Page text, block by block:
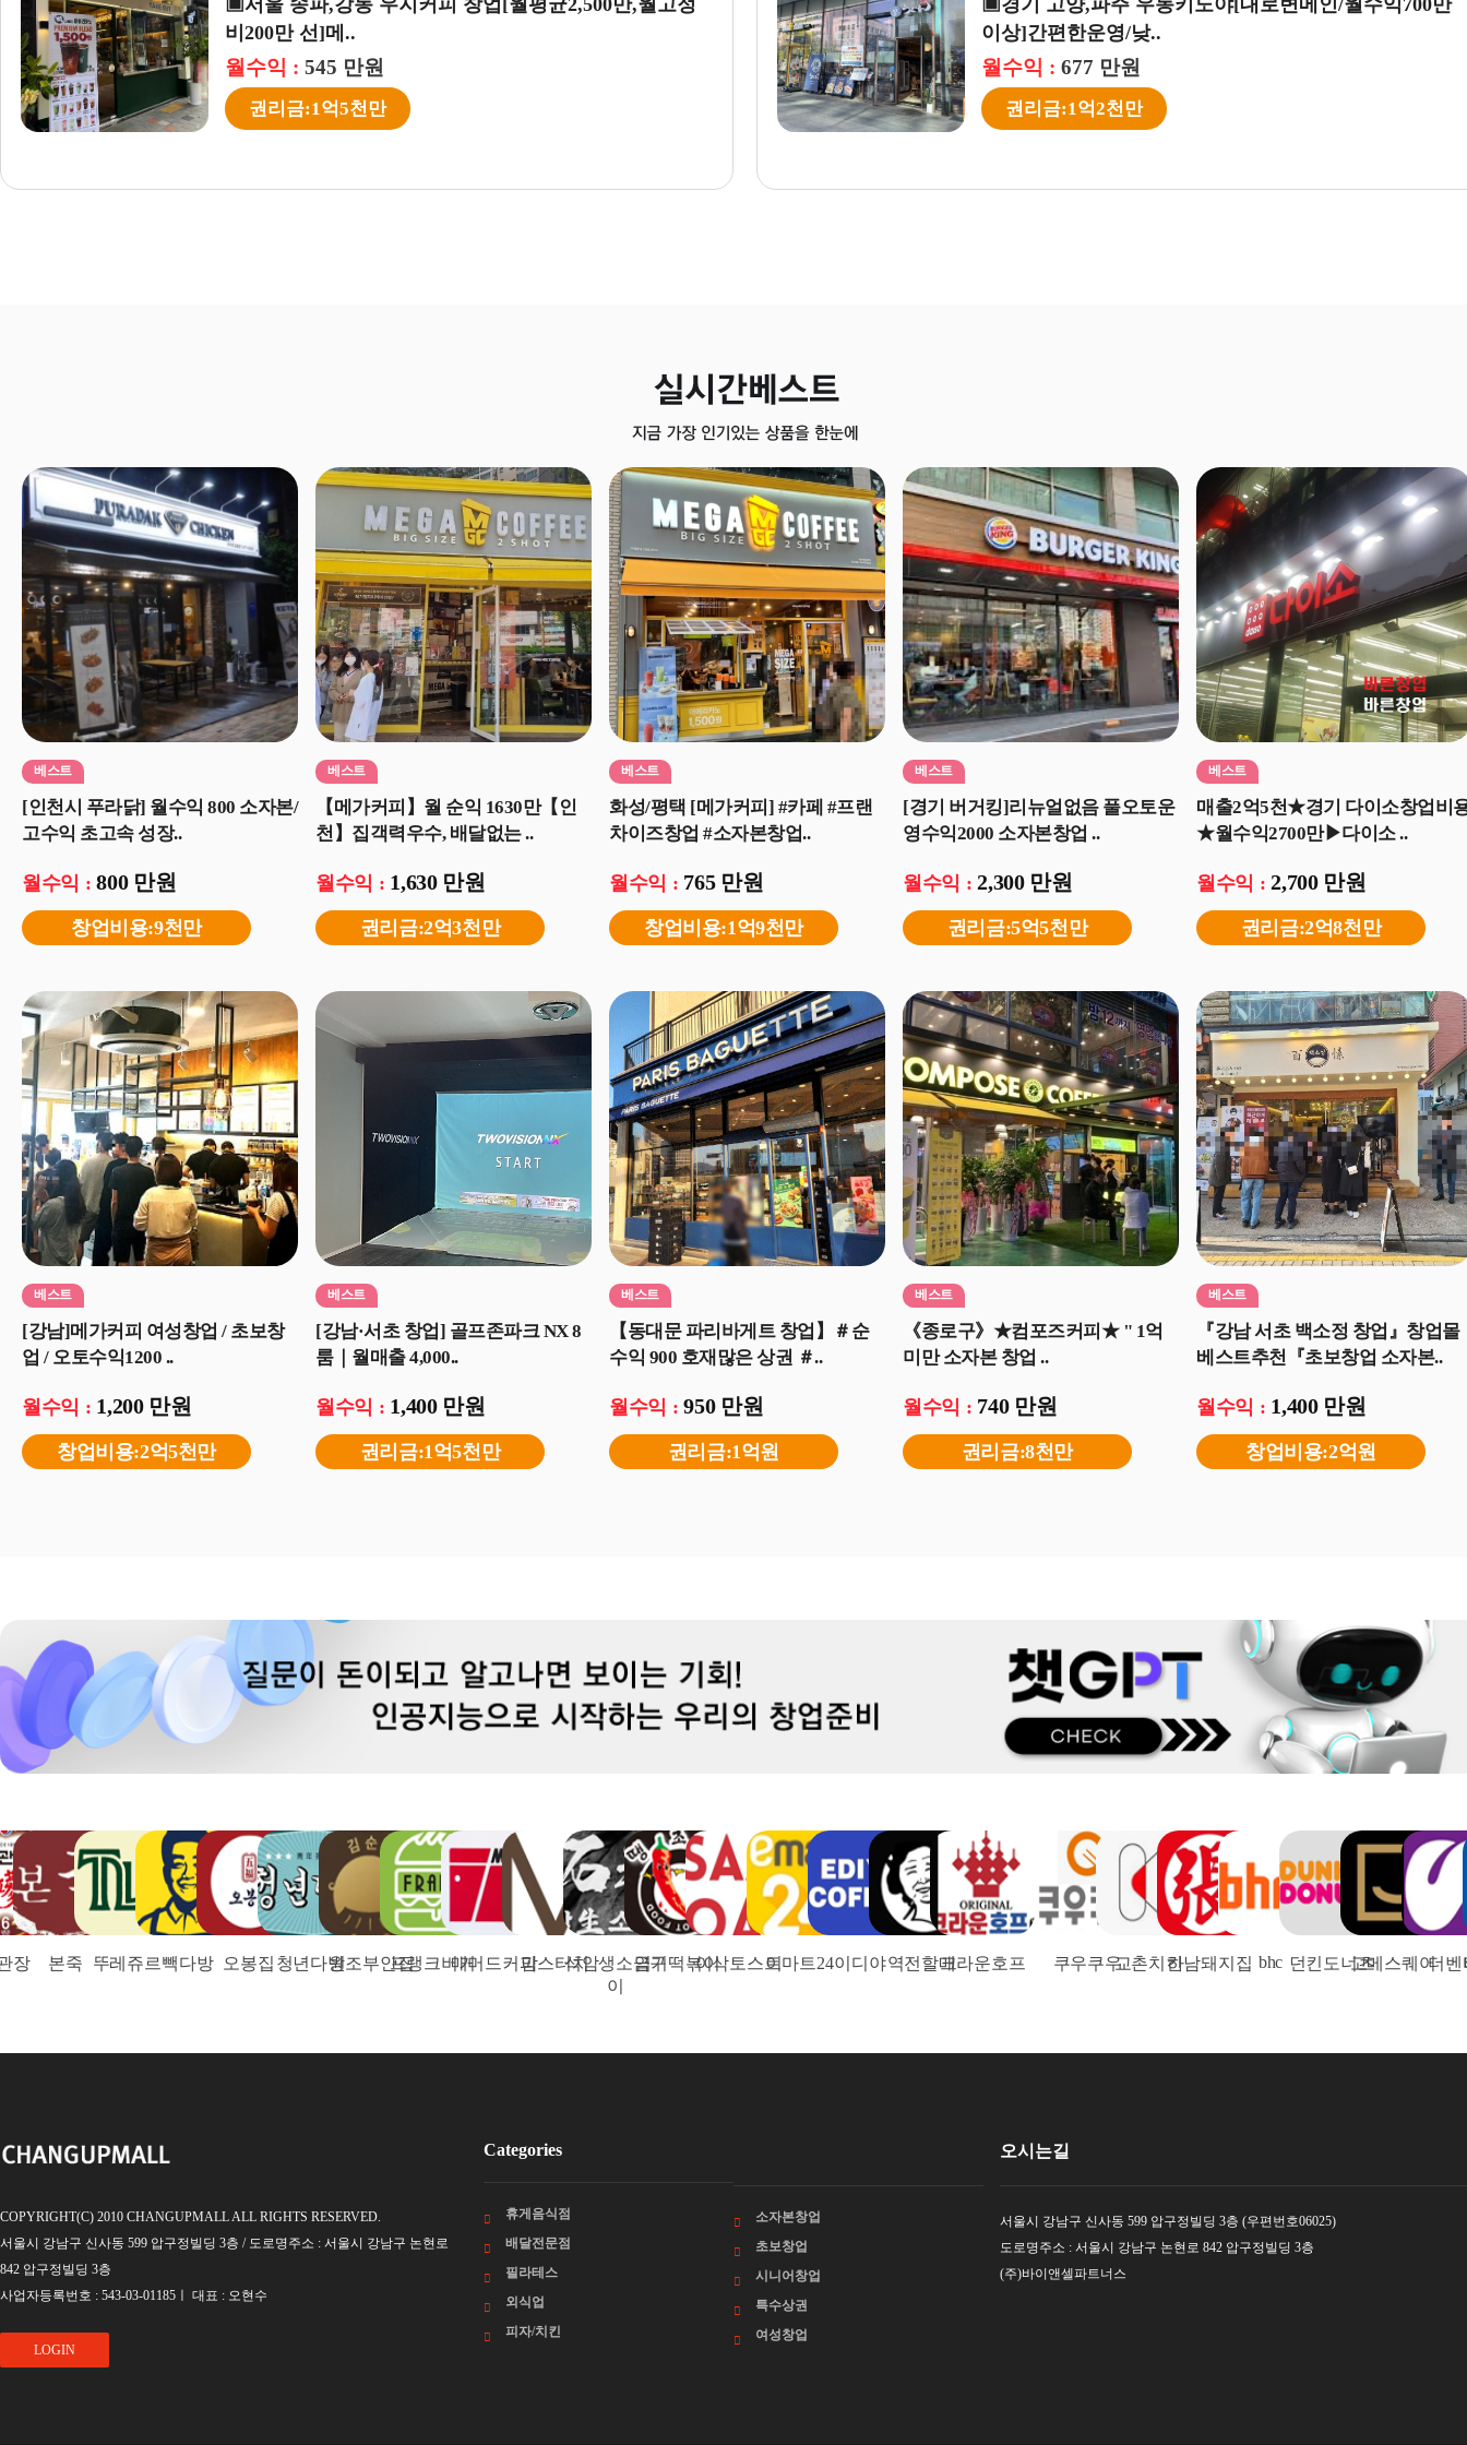
차 신규】초보창업..
월수익 : 635 만원
권리금:1억3천5백만
익1500만/매..
월수익 :1,550 만원
창업비용:3억1천만
소자본창업 수익성창업
월수익 : 1,580 만원
권리금:1억원
베스트
[인천시 푸라닭] 월수익 800 소자본/
고수익 초고속 성장..
월수익 :800 만원
창업비용:9천만
베스트
【메가커피】월 순익 1630만【인
천】집객력우수, 배달없는 ..
월수익 : 1,630 만원
권리금:2억3천만
베스트
화성/평택 [메가커피] #카페 #프랜
차이즈창업 #소자본창업..
월수익 : 765 만원
창업비용:1억9천만
베스트
[경기 버거킹]리뉴얼없음 풀오토운
영수익2000 소자본창업 ..
월수익 :2,300 만원
권리금:5억5천만
베스트
매출2억5천★경기 다이소창업비
★월수익2700만▶다이소 ..
월수익 :2,700 만원
권리금:2억8천만
베스트
[강남]메가커피 여성창업 / 초보창
업 / 오토수익1200 ..
월수익 : 1,200 만원
창업비용:2억5천만
베스트
[강남·서초 창업] 골프존파크 NX 8
룸｜월매출 4,000..
월수익 : 1,400 만원
권리금:1억5천만
베스트
【동대문 파리바게트 창업】＃순
수익 900 호재많은 상권 ＃..
월수익 :950 만원
권리금:1억원
베스트
《종로구》★컴포즈커피★ " 1억
미만 소자본 창업 ..
월수익 : 740 만원
권리금:8천만
베스트
『강남 서초 백소정 창업』창업몰
베스트추천『초보창업 소자본..
월수익 : 1,400 만원
창업비용:2억원
장 본죽 뚜레쥬르빽다방 오봉집청년다방원조부안집프랭크버거매머드커피맘스터치석암생소금구
이
엽기떡볶이이삭토스트이마트24이디야 역전할매크라운호프 쿠우쿠우교촌치킨하남돼지집 bhc 던킨도너츠고메스퀘어더벤
COPYRIGHT(C) 2010 CHANGUPMALL ALL RIGHTS RESERVED.
서울시 강남구 신사동 599 압구정빌딩 3층 / 도로명주소 : 서울시 강남구 논현로
842 압구정빌딩 3층
사업자등록번호 : 543-03-01185ㅣ 대표 : 오현수
LOGIN
Categories
휴게음식점
배달전문점
필라테스
외식업
피자/치킨
소자본창업
초보창업
시니어창업
특수상권
여성창업
오시는길
서울시 강남구 신사동 599 압구정빌딩 3층 (우편번호06025)
도로명주소 : 서울시 강남구 논현로 842 압구정빌딩 3층
(주)바이앤셀파트너스